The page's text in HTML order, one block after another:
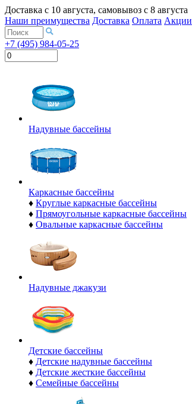
Доставка с 10 августа, самовывоз с 8 августа
Наши преимущества Доставка Оплата Акции
+7 (495) 984-05-25
Надувные бассейны
Каркасные бассейны
♦ Круглые каркасные бассейны
♦ Прямоугольные каркасные бассейны
♦ Овальные каркасные бассейны
Надувные джакузи
Детские бассейны
♦ Детские надувные бассейны
♦ Детские жесткие бассейны
♦ Семейные бассейны